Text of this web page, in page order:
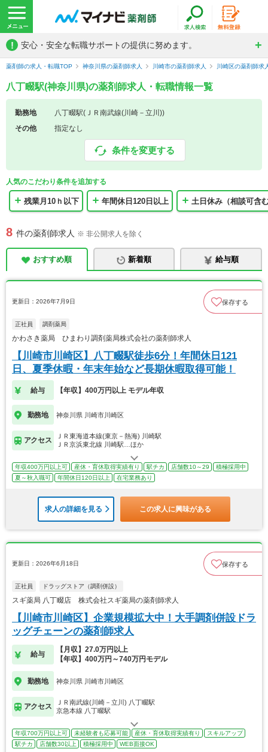
! 安心・安全な転職サポートの提供に努めます。
薬剤師の求人・転職TOP 神奈川県の薬剤師求人 川崎市の薬剤師求人 川崎区の薬剤師求
八丁畷駅(神奈川県)の薬剤師求人・転職情報一覧
勤務地
八丁畷駅(ＪＲ南武線(川崎－立川))
その他
指定なし
条件を変更する
人気のこだわり条件を追加する
残業月10ｈ以下 年間休日120日以上 土日休み（相談可含
8 件の薬剤師求人 ※ 非公開求人を除く
おすすめ順 新着順 給与順
更新日：2026年7月9日 保存する
正社員 調剤薬局
かわさき薬局 ひまわり調剤薬局株式会社の薬剤師求人
【川崎市川崎区】八丁畷駅徒歩6分！年間休日121
日、夏季休暇・年末年始など長期休暇取得可能！
給与 【年収】400万円以上 モデル年収
勤務地 神奈川県 川崎市川崎区
アクセス
ＪＲ東海道本線(東京－熱海) 川崎駅
ＪＲ京浜東北線 川崎駅…ほか
年収400万円以上可 産休・育休取得実績有り 駅チカ 店舗数10～29
積極採用中
夏～秋入職可
年間休日120日以上 在宅業務あり
求人の詳細を見る この求人に興味がある
更新日：2026年6月18日 保存する
正社員 ドラッグストア（調剤併設）
スギ薬局 八丁畷店 株式会社スギ薬局の薬剤師求人
【川崎市川崎区】企業規模拡大中！大手調剤併設ドラ
ッグチェーンの薬剤師求人
給与
【月収】27.0万円以上
【年収】400万円～740万円モデル
勤務地 神奈川県 川崎市川崎区
アクセス
ＪＲ南武線(川崎－立川) 八丁畷駅
京急本線 八丁畷駅
年収700万円以上可 未経験者も応募可能 産休・育休取得実績有り
スキルアップ
駅チカ
店舗数30以上 積極採用中 WEB面接OK